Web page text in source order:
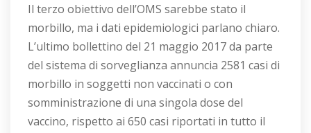
Il terzo obiettivo dell’OMS sarebbe stato il
morbillo, ma i dati epidemiologici parlano chiaro.
L’ultimo bollettino del 21 maggio 2017 da parte
del sistema di sorveglianza annuncia 2581 casi di
morbillo in soggetti non vaccinati o con
somministrazione di una singola dose del
vaccino, rispetto ai 650 casi riportati in tutto il